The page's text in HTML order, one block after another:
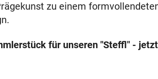
zu einem
für unseren "Steffl" -